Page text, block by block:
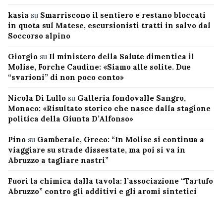
kasia su Smarriscono il sentiero e restano bloccati
in quota sul Matese, escursionisti tratti in salvo dal
Soccorso alpino
Giorgio su Il ministero della Salute dimentica il
Molise, Forche Caudine: «Siamo alle solite. Due
“svarioni” di non poco conto»
Nicola Di Lullo su Galleria fondovalle Sangro,
Monaco: «Risultato storico che nasce dalla stagione
politica della Giunta D’Alfonso»
Pino su Gamberale, Greco: “In Molise si continua a
viaggiare su strade dissestate, ma poi si va in
Abruzzo a tagliare nastri”
Fuori la chimica dalla tavola: l’associazione “Tartufo
Abruzzo” contro gli additivi e gli aromi sintetici